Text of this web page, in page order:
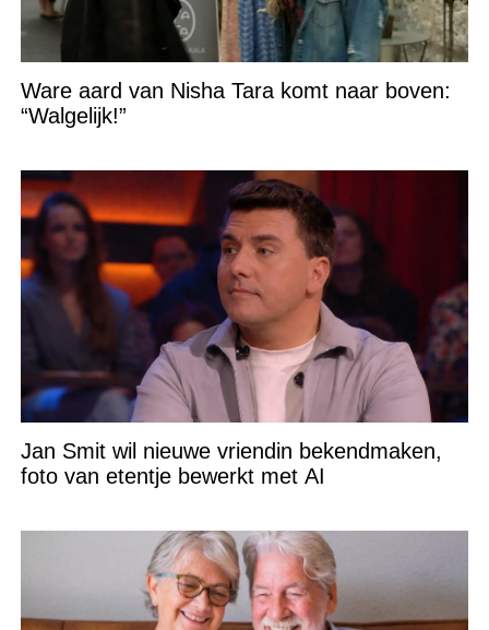
Ware aard van Nisha Tara komt naar boven:
“Walgelijk!”
Jan Smit wil nieuwe vriendin bekendmaken,
foto van etentje bewerkt met AI